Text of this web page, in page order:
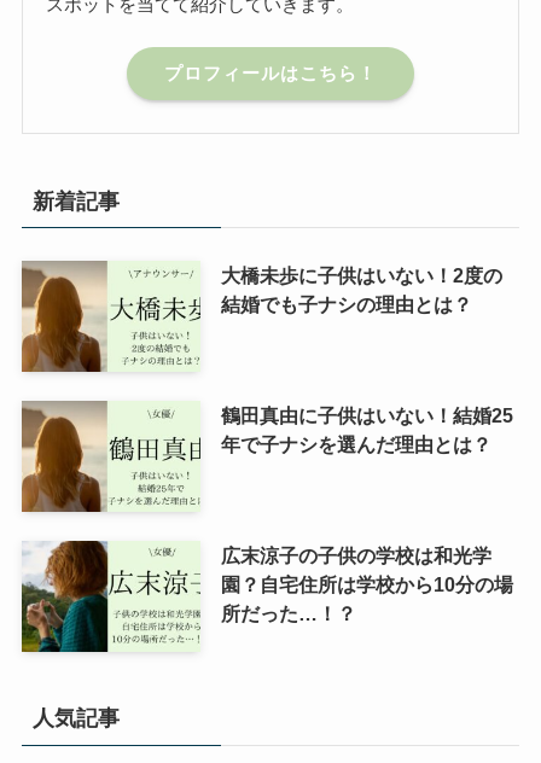
プロフィールはこちら！
新着記事
大橋未歩に子供はいない！2度の
結婚でも子ナシの理由とは？
鶴田真由に子供はいない！結婚25
年で子ナシを選んだ理由とは？
広末涼子の子供の学校は和光学
園？自宅住所は学校から10分の場
所だった…！？
人気記事